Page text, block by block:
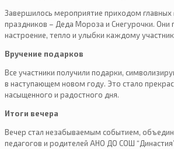
Завершилось мероприятие приходом главных
праздников – Деда Мороза и Снегурочки. Они
настроение, тепло и улыбки каждому
Вручение подарков
Все участники получили подарки,
в наступающем новом году. Это стало
насыщенного и радостного дня.
Итоги вечера
Вечер стал незабываемым событием,
педагогов и родителей АНО ДО СОШ